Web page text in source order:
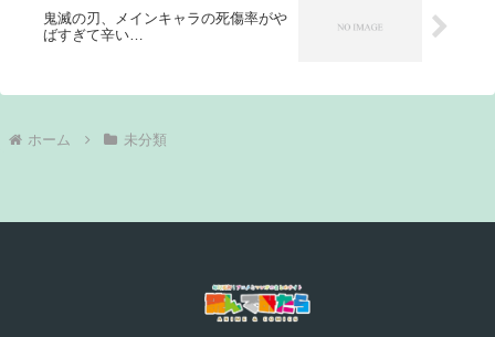
鬼滅の刃、メインキャラの死傷率がや
ばすぎて辛い…
ホーム 未分類